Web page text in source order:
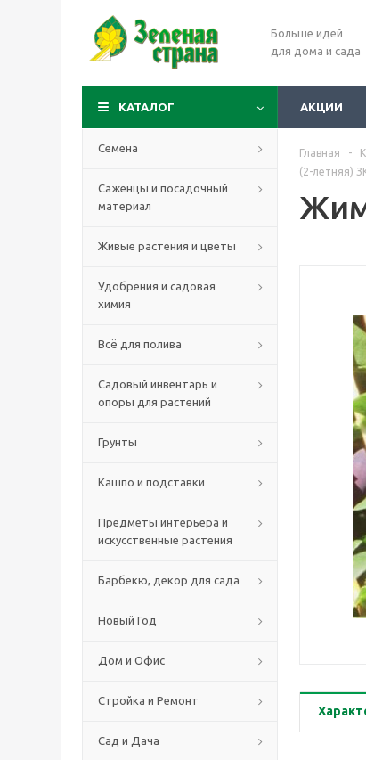
Больше идей
для дома и сада
КАТАЛОГ АКЦИИ
Семена
Саженцы и посадочный
материал
Живые растения и цветы
Удобрения и садовая
химия
Всё для полива
Садовый инвентарь и
опоры для растений
Грунты
Кашпо и подставки
Предметы интерьера и
искусственные растения
Барбекю, декор для сада
Новый Год
Дом и Офис
Стройка и Ремонт
Сад и Дача
Главная -
(2-летняя)